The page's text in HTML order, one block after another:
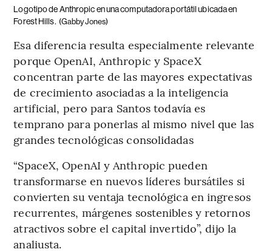
Logotipo de Anthropic en una computadora portátil ubicada en
Forest Hills. (Gabby Jones)
Esa diferencia resulta especialmente relevante
porque OpenAI, Anthropic y SpaceX
concentran parte de las mayores expectativas
de crecimiento asociadas a la inteligencia
artificial, pero para Santos todavía es
temprano para ponerlas al mismo nivel que las
grandes tecnológicas consolidadas
“SpaceX, OpenAI y Anthropic pueden
transformarse en nuevos líderes bursátiles si
convierten su ventaja tecnológica en ingresos
recurrentes, márgenes sostenibles y retornos
atractivos sobre el capital invertido”, dijo la
analiusta.